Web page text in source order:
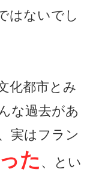
はないでし
化都市とみ
な過去があ
実はフラン
た 、とい